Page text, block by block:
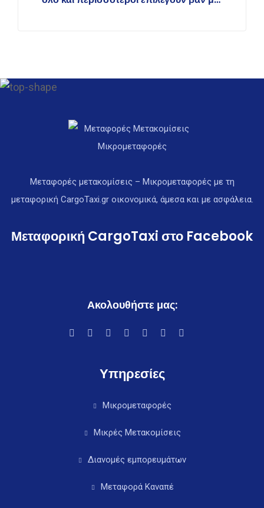
Μεταφορές μετακομίσεις – Μικρομεταφορές με τη
μεταφορική CargoTaxi.gr οικονομικά, άμεσα και με ασφάλεια.
Μεταφορική CargoTaxi στο Facebook
Ακολουθήστε μας:
Υπηρεσίες
Μικρομεταφορές
Μικρές Μετακομίσεις
Διανομές εμπορευμάτων
Μεταφορά Καναπέ